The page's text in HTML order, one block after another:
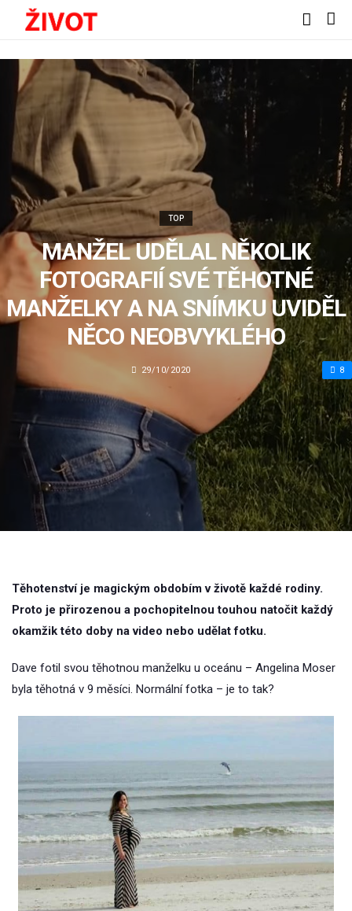
TOP
MANŽEL UDĚLAL NĚKOLIK
FOTOGRAFIÍ SVÉ TĚHOTNÉ
MANŽELKY A NA SNÍMKU UVIDĚL
NĚCO NEOBVYKLÉHO
29/10/2020 8
Těhotenství je magickým obdobím v životě každé rodiny.
Proto je přirozenou a pochopitelnou touhou natočit každý
okamžik této doby na video nebo udělat fotku.
Dave fotil svou těhotnou manželku u oceánu – Angelina Moser
byla těhotná v 9 měsíci. Normální fotka – je to tak?